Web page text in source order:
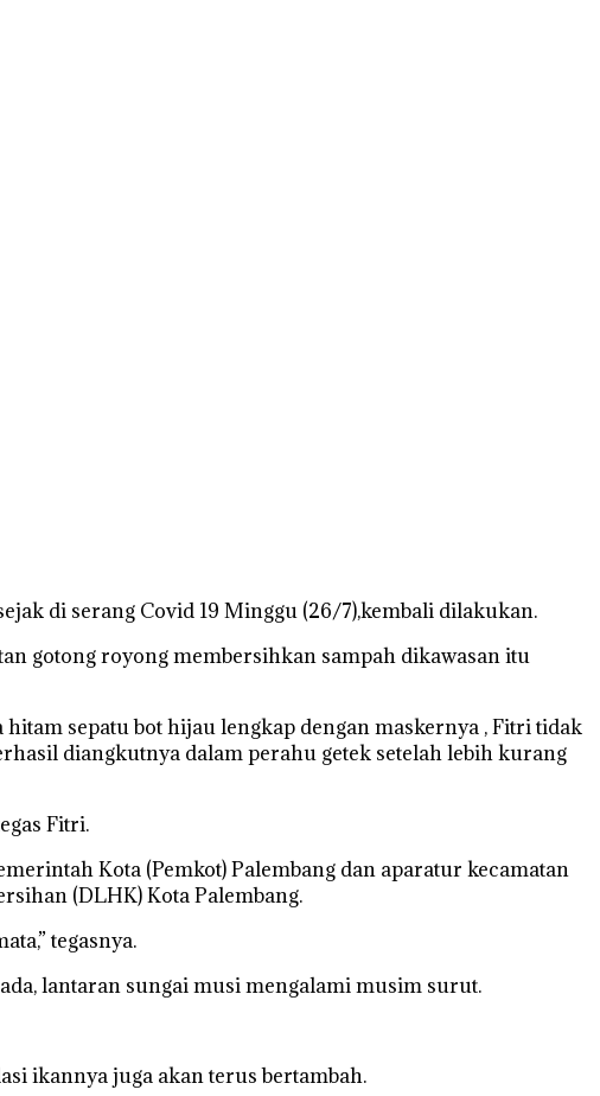
di serang Covid 19 Minggu (26/7),kembali dilakukan.
gotong royong membersihkan sampah dikawasan itu
sepatu bot hijau lengkap dengan maskernya , Fitri tidak
diangkutnya dalam perahu getek setelah lebih kurang
Fitri.
Kota (Pemkot) Palembang dan aparatur kecamatan
(DLHK) Kota Palembang.
tegasnya.
lantaran sungai musi mengalami musim surut.
ikannya juga akan terus bertambah.